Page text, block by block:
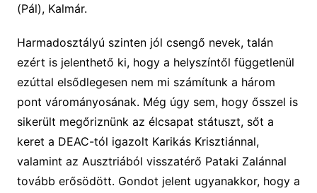
(Pál), Kalmár.
Harmadosztályú szinten jól csengő nevek, talán
ezért is jelenthető ki, hogy a helyszíntől függetlenül
ezúttal elsődlegesen nem mi számítunk a három
pont várományosának. Még úgy sem, hogy ősszel is
sikerült megőriznünk az élcsapat státuszt, sőt a
keret a DEAC-tól igazolt Karikás Krisztiánnal,
valamint az Ausztriából visszatérő Pataki Zalánnal
tovább erősödött. Gondot jelent ugyanakkor, hogy a